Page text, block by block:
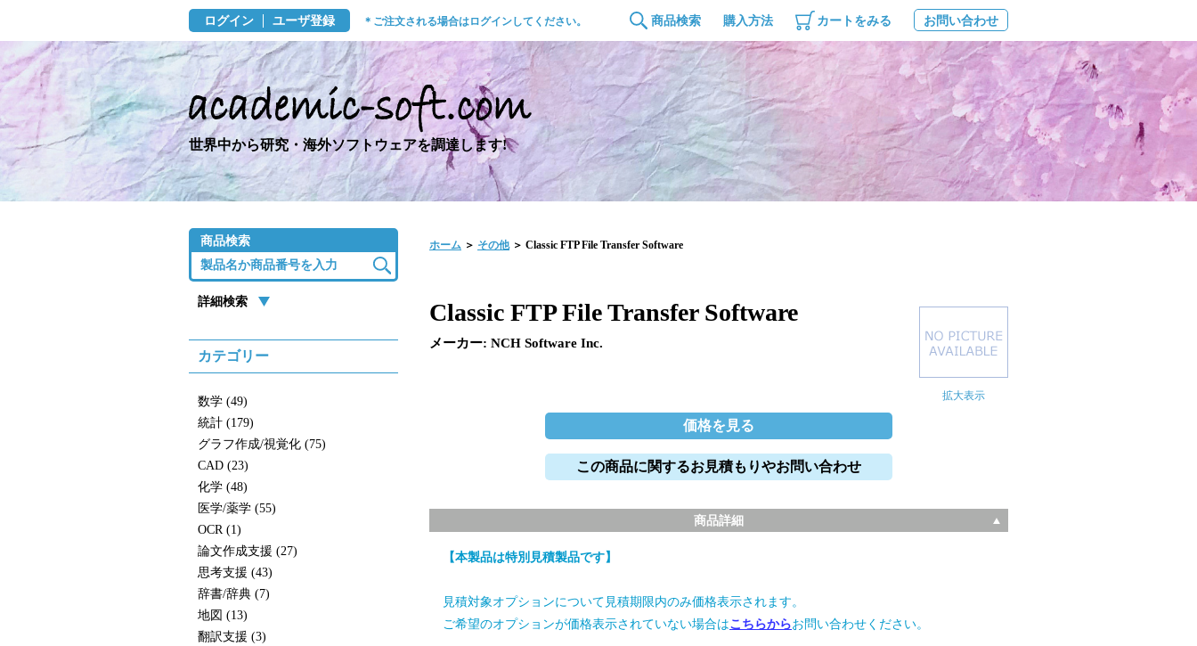
ログイン ユーザ登録 ＊ご注文される場合はログインしてください。 商品検索 購入方法 カートをみる お問い合わせ
世界中から研究・海外ソフトウェアを調達します!
商品検索
詳細検索
カテゴリー
数学 (49)
統計 (179)
グラフ作成/視覚化 (75)
CAD (23)
化学 (48)
医学/薬学 (55)
OCR (1)
論文作成支援 (27)
思考支援 (43)
辞書/辞典 (7)
地図 (13)
翻訳支援 (3)
ホーム ＞ その他＞ Classic FTP File Transfer Software
拡大表示
Classic FTP File Transfer Software
メーカー: NCH Software Inc.
価格を見る
この商品に関するお見積もりやお問い合わせ
商品詳細
【本製品は特別見積製品です】
見積対象オプションについて見積期限内のみ価格表示されます。
ご希望のオプションが価格表示されていない場合はこちらからお問い合わせください。